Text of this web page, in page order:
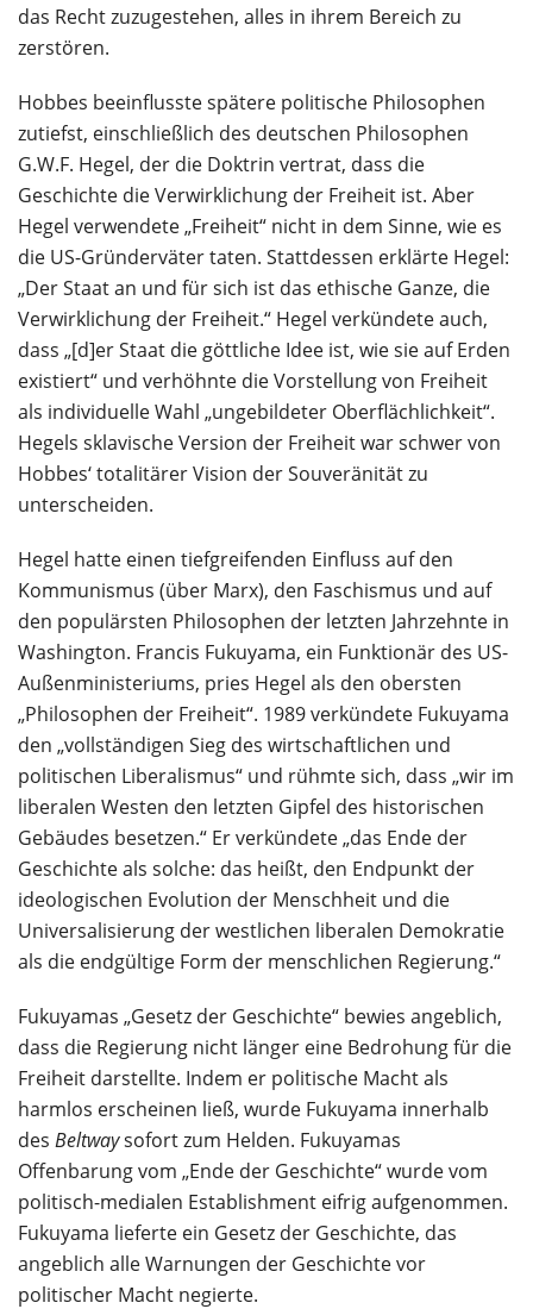
das Recht zuzugestehen, alles in ihrem Bereich zu
zerstören.
Hobbes beeinflusste spätere politische Philosophen
zutiefst, einschließlich des deutschen Philosophen
G.W.F. Hegel, der die Doktrin vertrat, dass die
Geschichte die Verwirklichung der Freiheit ist. Aber
Hegel verwendete „Freiheit“ nicht in dem Sinne, wie es
die US-Gründerväter taten. Stattdessen erklärte Hegel:
„Der Staat an und für sich ist das ethische Ganze, die
Verwirklichung der Freiheit.“ Hegel verkündete auch,
dass „[d]er Staat die göttliche Idee ist, wie sie auf Erden
existiert“ und verhöhnte die Vorstellung von Freiheit
als individuelle Wahl „ungebildeter Oberflächlichkeit“.
Hegels sklavische Version der Freiheit war schwer von
Hobbes‘ totalitärer Vision der Souveränität zu
unterscheiden.
Hegel hatte einen tiefgreifenden Einfluss auf den
Kommunismus (über Marx), den Faschismus und auf
den populärsten Philosophen der letzten Jahrzehnte in
Washington. Francis Fukuyama, ein Funktionär des US-
Außenministeriums, pries Hegel als den obersten
„Philosophen der Freiheit“. 1989 verkündete Fukuyama
den „vollständigen Sieg des wirtschaftlichen und
politischen Liberalismus“ und rühmte sich, dass „wir im
liberalen Westen den letzten Gipfel des historischen
Gebäudes besetzen.“ Er verkündete „das Ende der
Geschichte als solche: das heißt, den Endpunkt der
ideologischen Evolution der Menschheit und die
Universalisierung der westlichen liberalen Demokratie
als die endgültige Form der menschlichen Regierung.“
Fukuyamas „Gesetz der Geschichte“ bewies angeblich,
dass die Regierung nicht länger eine Bedrohung für die
Freiheit darstellte. Indem er politische Macht als
harmlos erscheinen ließ, wurde Fukuyama innerhalb
des Beltwaysofort zum Helden. Fukuyamas
Offenbarung vom „Ende der Geschichte“ wurde vom
politisch-medialen Establishment eifrig aufgenommen.
Fukuyama lieferte ein Gesetz der Geschichte, das
angeblich alle Warnungen der Geschichte vor
politischer Macht negierte.